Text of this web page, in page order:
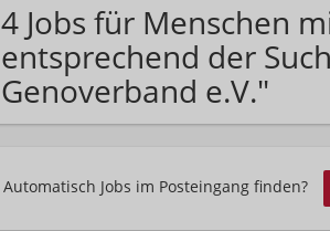
4 Jobs für Menschen
entsprechend der
Genoverband e.V."
Automatisch Jobs im Posteingang finden?